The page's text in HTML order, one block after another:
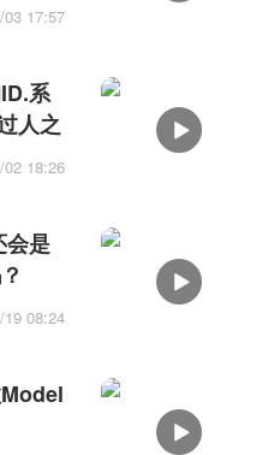
03 17:57
系
人之
18:26
是
08:24